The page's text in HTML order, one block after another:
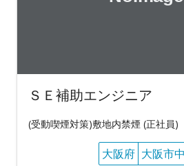
ＳＥ補助エンジニア
(受動喫煙対策)敷地内禁煙 (正社員)
大阪府 大阪市